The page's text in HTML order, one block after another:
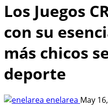
Los Juegos
con su
más chicos
deporte
enelarea May